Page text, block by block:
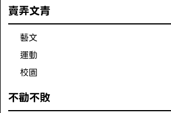
賣弄文青
藝文
運動
校園
不勸不敗